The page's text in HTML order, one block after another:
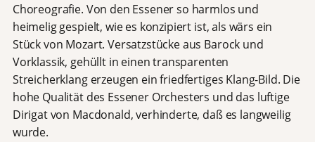
Choreografie. Von den Essener so harmlos und
heimelig gespielt, wie es konzipiert ist, als wärs ein
Stück von Mozart. Versatzstücke aus Barock und
Vorklassik, gehüllt in einen transparenten
Streicherklang erzeugen ein friedfertiges Klang-Bild. Die
hohe Qualität des Essener Orchesters und das luftige
Dirigat von Macdonald, verhinderte, daß es langweilig
wurde.